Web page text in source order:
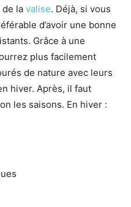
la valise. Déjà, si vous
d’avoir une bonne
Grâce à une
plus facilement
de nature avec leurs
hiver. Après, il faut
les saisons. En hiver :